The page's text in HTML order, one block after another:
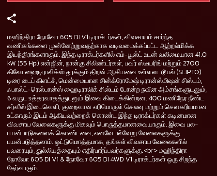
மஹிந்திரா நோவோ 605 DI V1 டிராக்டர்கள், விவசாயம் சார்ந்த
வணிகங்களை முன்னேற்றுவதற்காக வடிவமைக்கப்பட்ட ஆற்றல்மிக்க
இயந்திரங்களாகும். இந்த டிராக்டர்களில் எம்-பூஸ்ட் உடன் வலிமையான 41.0
kW (55 Hp) என்ஜின், நான்கு சிலிண்டர்கள், பவர் ஸ்டீயரிங் மற்றும் 2700
கிலோ ஹைடிராலிக்ஸ் தூக்கும் திறன் ஆகியவை உள்ளன. டூயல் (SLIPTO)
டிரை டைப் கிளட்ச், மென்மையான சின்க்ரோமேஷ் டிரான்ஸ்மிஷன் சிஸ்டம்,
ஃபாஸ்ட்-ரெஸ்பான்ஸ் ஹைடிராலிக் சிஸ்டம் போன்ற நவீன அம்சங்களுடனும்,
6 வருட உத்தரவாதத்துடனும் இவை கிடைக்கின்றன. 400 மணிநேர நீண்ட
சர்வீஸ் இடைவெளி, குறைவான எரிபொருள் செலவு மற்றும் சௌகரியமான
உட்காரும் இடம் ஆகியவற்றைக் கொண்ட இந்த டிராக்டர்கள் கடினமான
விவசாய வேலைகளுக்கு மிகவும் பொருத்தமானவையாகும். இவை பல-
பயன்பாடுகளைக் கொண்டவை, எனவே பல்வேறு வேலைகளுக்கு
பயன்படுத்தலாம். ஒட்டுமொத்தமாக, தங்கள் விவசாய வேலைகளில்
பவரையும், துல்லியத்தையும் எதிர்பார்ப்பவர்களுக்கு.<br> மஹிந்திரா
நோவோ 605 DI V1 & நோவோ 605 DI 4WD V1 டிராக்டர்கள் ஒரு சிறந்த
தேர்வாகும்.